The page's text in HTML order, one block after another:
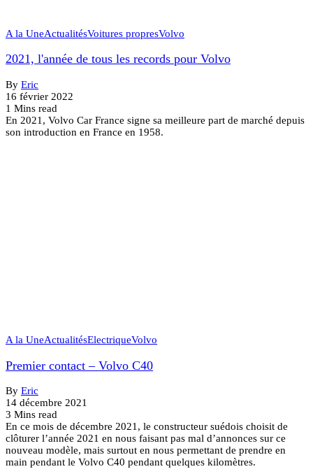
A la UneActualitésVoitures propresVolvo
2021, l'année de tous les records pour Volvo
By Eric
16 février 2022
1 Mins read
En 2021, Volvo Car France signe sa meilleure part de marché depuis
son introduction en France en 1958.
A la UneActualitésElectriqueVolvo
Premier contact – Volvo C40
By Eric
14 décembre 2021
3 Mins read
En ce mois de décembre 2021, le constructeur suédois choisit de
clôturer l’année 2021 en nous faisant pas mal d’annonces sur ce
nouveau modèle, mais surtout en nous permettant de prendre en
main pendant le Volvo C40 pendant quelques kilomètres.